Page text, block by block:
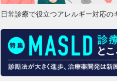
日常診療で役立つアレルギー対応の